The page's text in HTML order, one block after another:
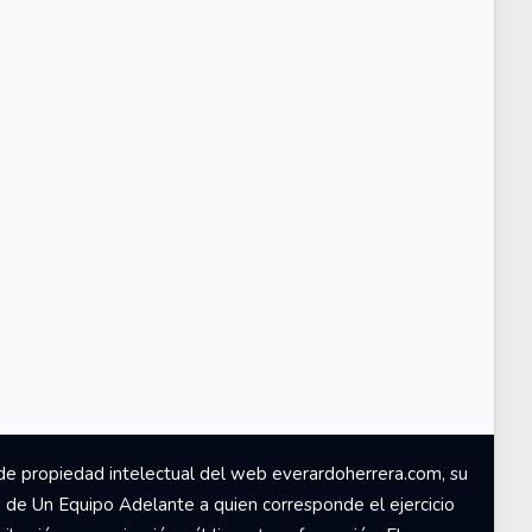
propiedad intelectual del web everardoherrera.com, su
Un Equipo Adelante a quien corresponde el ejercicio